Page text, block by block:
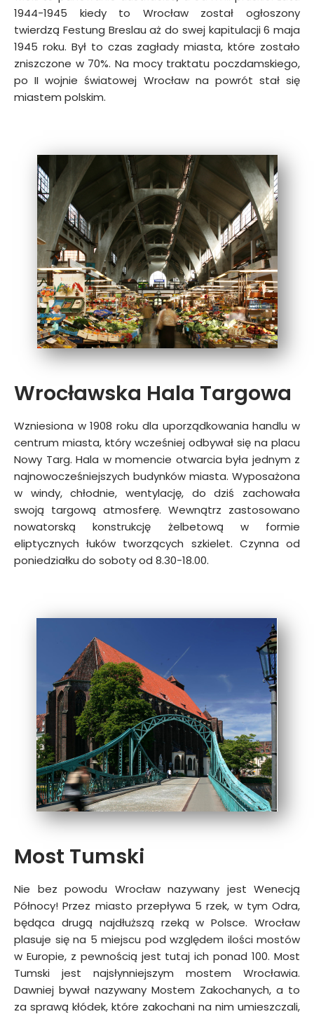
1944−1945 kiedy to Wrocław został ogłoszony
twierdzą Festung Breslau aż do swej kapitulacji 6 maja
1945 roku. Był to czas zagłady miasta, które zostało
zniszczone w 70%. Na mocy traktatu poczdamskiego,
po II wojnie światowej Wrocław na powrót stał się
miastem polskim.
Wrocławska Hala Targowa
Wzniesiona w 1908 roku dla uporządkowania handlu w
centrum miasta, który wcześniej odbywał się na placu
Nowy Targ. Hala w momencie otwarcia była jednym z
najnowocześniejszych budynków miasta. Wyposażona
w windy, chłodnie, wentylację, do dziś zachowała
swoją targową atmosferę. Wewnątrz zastosowano
nowatorską konstrukcję żelbetową w formie
eliptycznych łuków tworzących szkielet. Czynna od
poniedziałku do soboty od 8.30−18.00.
Most Tumski
Nie bez powodu Wrocław nazywany jest Wenecją
Północy! Przez miasto przepływa 5 rzek, w tym Odra,
będąca drugą najdłuższą rzeką w Polsce. Wrocław
plasuje się na 5 miejscu pod względem ilości mostów
w Europie, z pewnością jest tutaj ich ponad 100. Most
Tumski jest najsłynniejszym mostem Wrocławia.
Dawniej bywał nazywany Mostem Zakochanych, a to
za sprawą kłódek, które zakochani na nim umieszczali,